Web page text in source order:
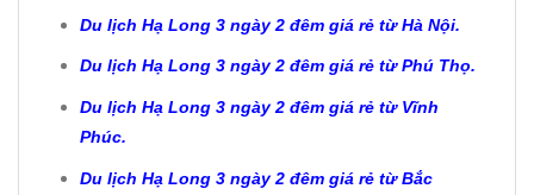
Du lịch Hạ Long 3 ngày 2 đêm giá rẻ từ Hà Nội.
Du lịch Hạ Long 3 ngày 2 đêm giá rẻ từ Phú Thọ.
Du lịch Hạ Long 3 ngày 2 đêm giá rẻ từ Vĩnh
Phúc.
Du lịch Hạ Long 3 ngày 2 đêm giá rẻ từ Bắc